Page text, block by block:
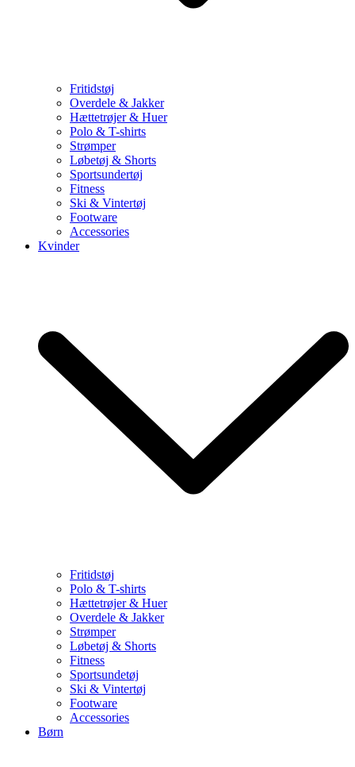
Fritidstøj
Overdele & Jakker
Hættetrøjer & Huer
Polo & T-shirts
Strømper
Løbetøj & Shorts
Sportsundertøj
Fitness
Ski & Vintertøj
Footware
Accessories
Kvinder
Fritidstøj
Polo & T-shirts
Hættetrøjer & Huer
Overdele & Jakker
Strømper
Løbetøj & Shorts
Fitness
Sportsundetøj
Ski & Vintertøj
Footware
Accessories
Børn